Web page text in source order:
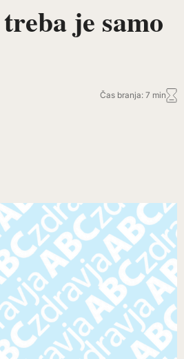
je samo
Čas branja: 7 min